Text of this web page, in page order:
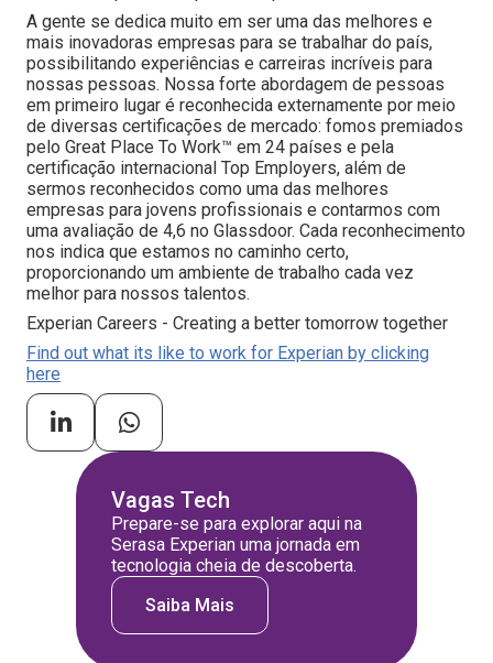
A gente se dedica muito em ser uma das melhores e
mais inovadoras empresas para se trabalhar do país,
possibilitando experiências e carreiras incríveis para
nossas pessoas. Nossa forte abordagem de pessoas
em primeiro lugar é reconhecida externamente por meio
de diversas certificações de mercado: fomos premiados
pelo Great Place To Work™ em 24 países e pela
certificação internacional Top Employers, além de
sermos reconhecidos como uma das melhores
empresas para jovens profissionais e contarmos com
uma avaliação de 4,6 no Glassdoor. Cada reconhecimento
nos indica que estamos no caminho certo,
proporcionando um ambiente de trabalho cada vez
melhor para nossos talentos.
Experian Careers - Creating a better tomorrow together
Find out what its like to work for Experian by clicking
here
Vagas Tech
Prepare-se para explorar aqui na
Serasa Experian uma jornada em
tecnologia cheia de descoberta.
Saiba Mais